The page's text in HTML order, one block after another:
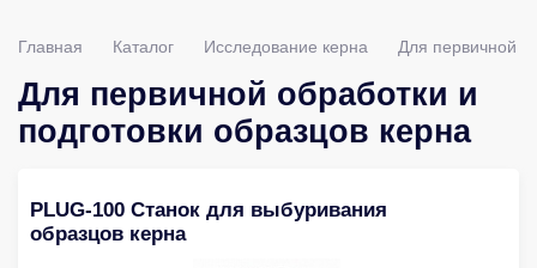
Главная Каталог Исследование керна Для первичной
Для первичной обработки и
подготовки образцов керна
PLUG-100 Cтанок для выбуривания
образцов керна